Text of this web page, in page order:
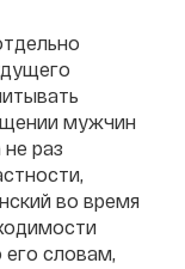
мужчин
раз
во время
словам,